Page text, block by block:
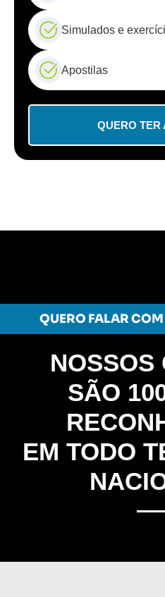
Simulados e
Apostilas
QUERO TER
QUERO FALAR
NOSSOS
SÃO
EM TODO